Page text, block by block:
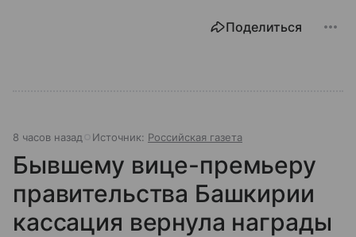
Поделиться
8 часов назад Источник: Российская газета
Бывшему вице-премьеру
правительства Башкирии
кассация вернула награды